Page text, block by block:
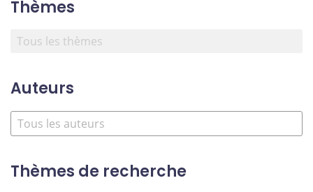
Thèmes
Auteurs
Thèmes de recherche